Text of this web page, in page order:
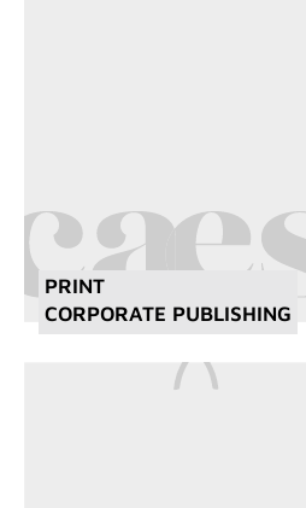
PRINT
CORPORATE PUBLISHING